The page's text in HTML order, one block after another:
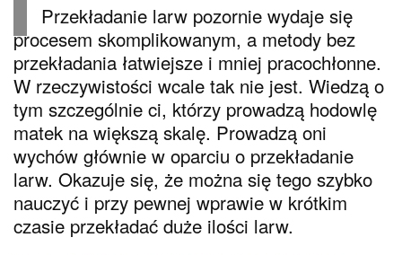
Przekładanie larw pozornie wydaje się
procesem skomplikowanym, a metody bez
przekładania łatwiejsze i mniej pracochłonne.
W rzeczywistości wcale tak nie jest. Wiedzą o
tym szczególnie ci, którzy prowadzą hodowlę
matek na większą skalę. Prowadzą oni
wychów głównie w oparciu o przekładanie
larw. Okazuje się, że można się tego szybko
nauczyć i przy pewnej wprawie w krótkim
czasie przekładać duże ilości larw.